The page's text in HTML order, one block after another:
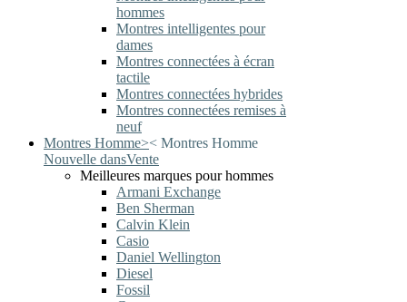
hommes
Montres intelligentes pour
dames
Montres connectées à écran
tactile
Montres connectées hybrides
Montres connectées remises à
neuf
Montres Homme>< Montres Homme
Nouvelle dansVente
Meilleures marques pour hommes
Armani Exchange
Ben Sherman
Calvin Klein
Casio
Daniel Wellington
Diesel
Fossil